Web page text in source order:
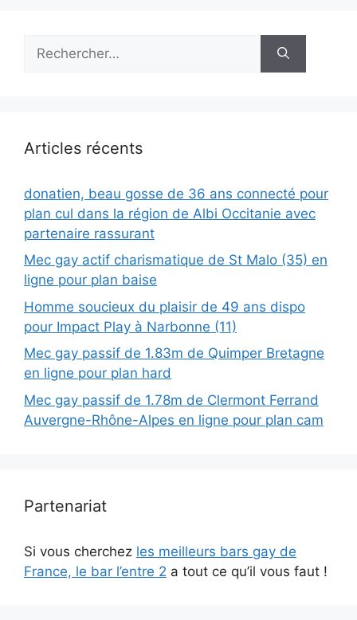
Articles récents
donatien, beau gosse de 36 ans connecté pour
plan cul dans la région de Albi Occitanie avec
partenaire rassurant
Mec gay actif charismatique de St Malo (35) en
ligne pour plan baise
Homme soucieux du plaisir de 49 ans dispo
pour Impact Play à Narbonne (11)
Mec gay passif de 1.83m de Quimper Bretagne
en ligne pour plan hard
Mec gay passif de 1.78m de Clermont Ferrand
Auvergne-Rhône-Alpes en ligne pour plan cam
Partenariat
Si vous cherchez les meilleurs bars gay de
France, le bar l’entre 2 a tout ce qu’il vous faut !